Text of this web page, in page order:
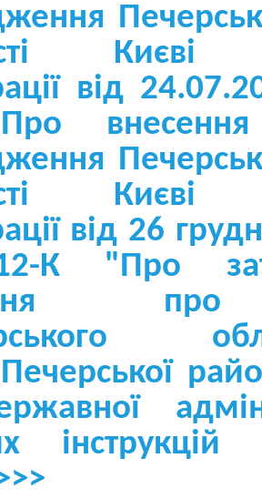
Києві
від
Києві
від 26
"Про
про
Печерської
інструкцій